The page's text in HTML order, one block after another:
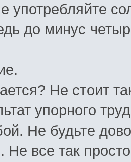
употребляйте
до минус
.
? Не стоит
упорного
. Не будьте
. Не все так просто